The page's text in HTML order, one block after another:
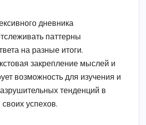
дневника
паттерны
на разные итоги.
закрепление мыслей и
возможность для изучения и
тенденций в
успехов.